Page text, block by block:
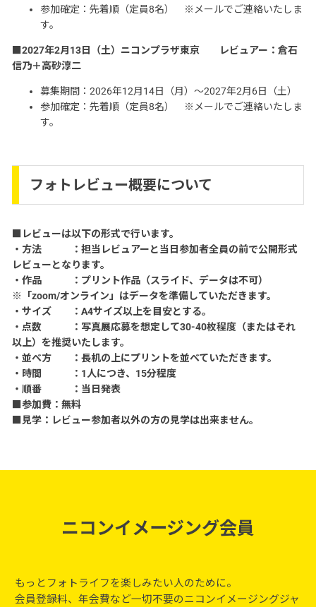
参加確定：先着順（定員8名） ※メールでご連絡いたしま
す。
■2027年2月13日（土）ニコンプラザ東京 レビュアー：倉石
信乃＋高砂淳二
募集期間：2026年12月14日（月）～2027年2月6日（土）
参加確定：先着順（定員8名） ※メールでご連絡いたしま
す。
フォトレビュー概要について
■レビューは以下の形式で行います。
・方法 ：担当レビュアーと当日参加者全員の前で公開形式
レビューとなります。
・作品 ：プリント作品（スライド、データは不可）
※「zoom/オンライン」はデータを準備していただきます。
・サイズ ：A4サイズ以上を目安とする。
・点数 ：写真展応募を想定して30-40枚程度（またはそれ
以上）を推奨いたします。
・並べ方 ：長机の上にプリントを並べていただきます。
・時間 ：1人につき、15分程度
・順番 ：当日発表
■参加費：無料
■見学：レビュー参加者以外の方の見学は出来ません。
ニコンイメージング会員
もっとフォトライフを楽しみたい人のために。
会員登録料、年会費など一切不要のニコンイメージングジャ